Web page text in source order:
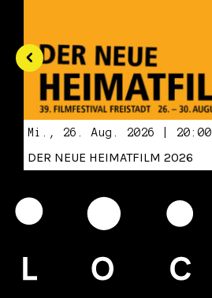
Mi., 26. Aug. 2026 | 20:00
DER NEUE HEIMATFILM 2026